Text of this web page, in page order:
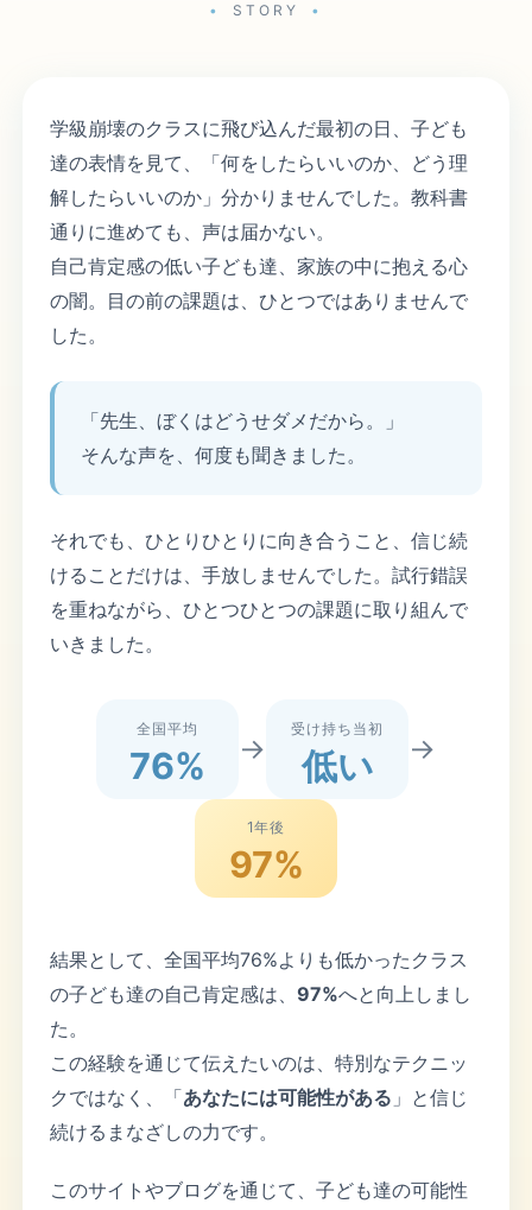
STORY
学級崩壊のクラスに飛び込んだ最初の日、子ども
達の表情を見て、「何をしたらいいのか、どう理
解したらいいのか」分かりませんでした。教科書
通りに進めても、声は届かない。
自己肯定感の低い子ども達、家族の中に抱える心
の闇。目の前の課題は、ひとつではありませんで
した。
「先生、ぼくはどうせダメだから。」
そんな声を、何度も聞きました。
それでも、ひとりひとりに向き合うこと、信じ続
けることだけは、手放しませんでした。試行錯誤
を重ねながら、ひとつひとつの課題に取り組んで
いきました。
全国平均
76% →
受け持ち当初
低い →
1年後
97%
結果として、全国平均76%よりも低かったクラス
の子ども達の自己肯定感は、 97%へと向上しまし
た。
この経験を通じて伝えたいのは、特別なテクニッ
クではなく、「あなたには可能性がある 」と信じ
続けるまなざしの力です。
このサイトやブログを通じて、子ども達の可能性